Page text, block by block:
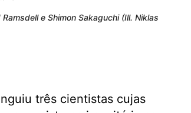
e Shimon Sakaguchi (Ill. Niklas
três cientistas cujas